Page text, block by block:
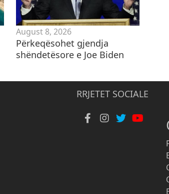
August 8, 2026
Përkeqësohet gjendja
shëndetësore e Joe Biden
RRJETET SOCIALE